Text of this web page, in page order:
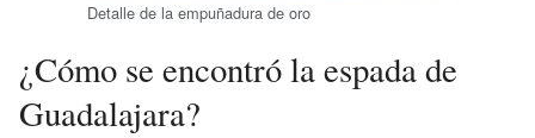
Detalle de la empuñadura de oro
¿Cómo se encontró la espada de
Guadalajara?